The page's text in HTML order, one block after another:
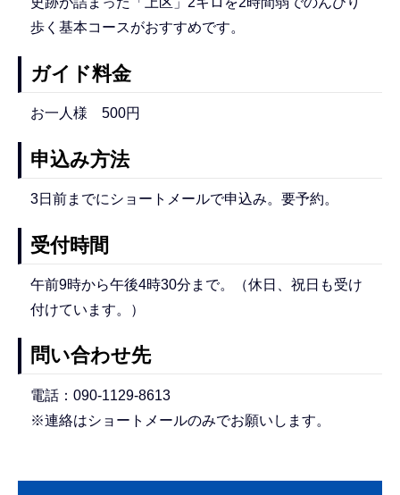
歩く基本コースがおすすめです。
ガイド料金
お一人様 500円
申込み方法
3日前までにショートメールで申込み。要予約。
受付時間
午前9時から午後4時30分まで。（休日、祝日も受け
付けています。）
問い合わせ先
電話：090-1129-8613
※連絡はショートメールのみでお願いします。